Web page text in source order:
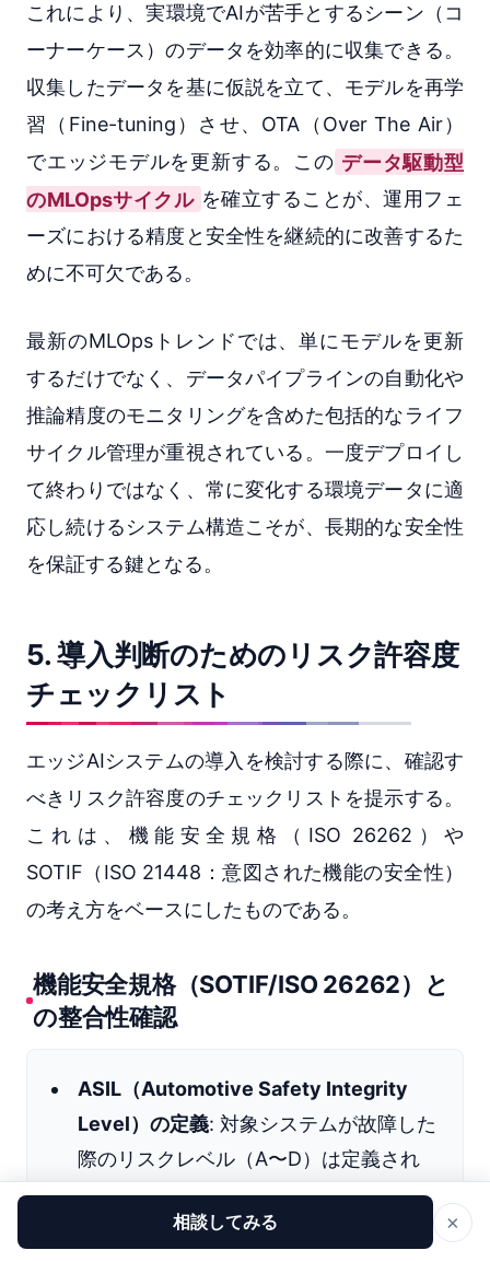
これにより、実環境でAIが苦手とするシーン（コ
ーナーケース）のデータを効率的に収集できる。
収集したデータを基に仮説を立て、モデルを再学
習（Fine-tuning）させ、OTA（Over The Air）
でエッジモデルを更新する。この データ駆動型
のMLOpsサイクル を確立することが、運用フェ
ーズにおける精度と安全性を継続的に改善するた
めに不可欠である。
最新のMLOpsトレンドでは、単にモデルを更新
するだけでなく、データパイプラインの自動化や
推論精度のモニタリングを含めた包括的なライフ
サイクル管理が重視されている。一度デプロイし
て終わりではなく、常に変化する環境データに適
応し続けるシステム構造こそが、長期的な安全性
を保証する鍵となる。
5. 導入判断のためのリスク許容度
チェックリスト
エッジAIシステムの導入を検討する際に、確認す
べきリスク許容度のチェックリストを提示する。
これは、機能安全規格（ISO 26262）や
SOTIF（ISO 21448：意図された機能の安全性）
の考え方をベースにしたものである。
機能安全規格（SOTIF/ISO 26262）と
の整合性確認
ASIL（Automotive Safety Integrity
Level）の定義: 対象システムが故障した
際のリスクレベル（A〜D）は定義され
ているか？
相談してみる ×